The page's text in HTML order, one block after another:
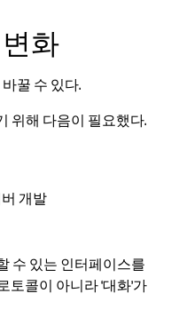
화
꿀 수 있다.
위해 다음이 필요했다.
개발
수 있는 인터페이스를
콜이 아니라 ‘대화’가